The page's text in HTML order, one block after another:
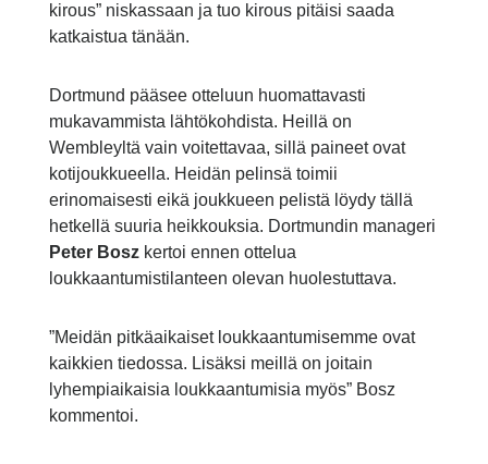
kirous” niskassaan ja tuo kirous pitäisi saada
katkaistua tänään.
Dortmund pääsee otteluun huomattavasti
mukavammista lähtökohdista. Heillä on
Wembleyltä vain voitettavaa, sillä paineet ovat
kotijoukkueella. Heidän pelinsä toimii
erinomaisesti eikä joukkueen pelistä löydy tällä
hetkellä suuria heikkouksia. Dortmundin manageri
Peter Boszkertoi ennen ottelua
loukkaantumistilanteen olevan huolestuttava.
”Meidän pitkäaikaiset loukkaantumisemme ovat
kaikkien tiedossa. Lisäksi meillä on joitain
lyhempiaikaisia loukkaantumisia myös” Bosz
kommentoi.